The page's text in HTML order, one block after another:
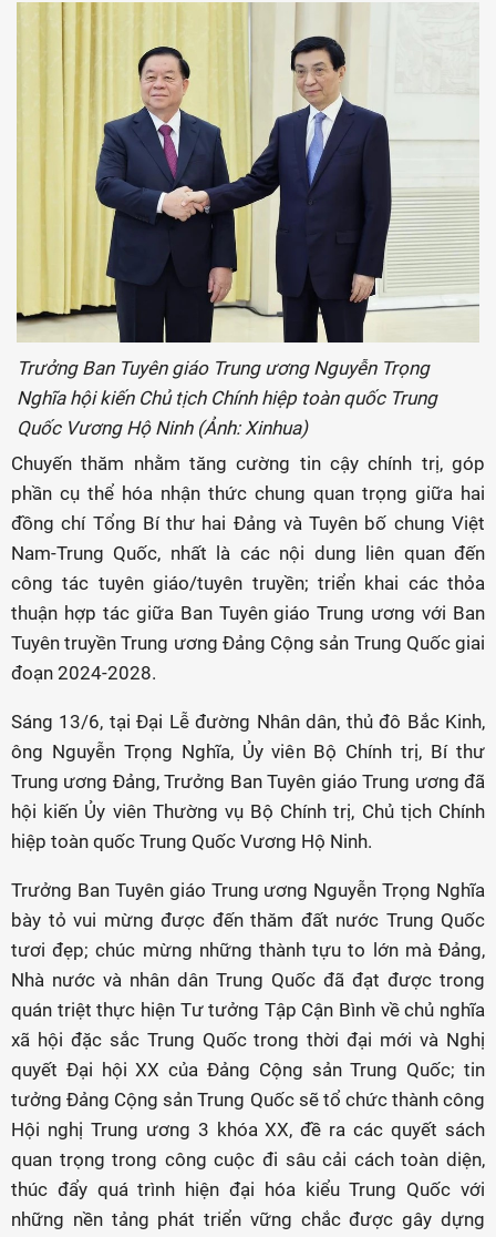
Trưởng Ban Tuyên giáo Trung ương Nguyễn Trọng
Nghĩa hội kiến Chủ tịch Chính hiệp toàn quốc Trung
Quốc Vương Hộ Ninh (Ảnh: Xinhua)
Chuyến thăm nhằm tăng cường tin cậy chính trị, góp
phần cụ thể hóa nhận thức chung quan trọng giữa hai
đồng chí Tổng Bí thư hai Đảng và Tuyên bố chung Việt
Nam-Trung Quốc, nhất là các nội dung liên quan đến
công tác tuyên giáo/tuyên truyền; triển khai các thỏa
thuận hợp tác giữa Ban Tuyên giáo Trung ương với Ban
Tuyên truyền Trung ương Đảng Cộng sản Trung Quốc giai
đoạn 2024-2028.
Sáng 13/6, tại Đại Lễ đường Nhân dân, thủ đô Bắc Kinh,
ông Nguyễn Trọng Nghĩa, Ủy viên Bộ Chính trị, Bí thư
Trung ương Đảng, Trưởng Ban Tuyên giáo Trung ương đã
hội kiến Ủy viên Thường vụ Bộ Chính trị, Chủ tịch Chính
hiệp toàn quốc Trung Quốc Vương Hộ Ninh.
Trưởng Ban Tuyên giáo Trung ương Nguyễn Trọng Nghĩa
bày tỏ vui mừng được đến thăm đất nước Trung Quốc
tươi đẹp; chúc mừng những thành tựu to lớn mà Đảng,
Nhà nước và nhân dân Trung Quốc đã đạt được trong
quán triệt thực hiện Tư tưởng Tập Cận Bình về chủ nghĩa
xã hội đặc sắc Trung Quốc trong thời đại mới và Nghị
quyết Đại hội XX của Đảng Cộng sản Trung Quốc; tin
tưởng Đảng Cộng sản Trung Quốc sẽ tổ chức thành công
Hội nghị Trung ương 3 khóa XX, đề ra các quyết sách
quan trọng trong công cuộc đi sâu cải cách toàn diện,
thúc đẩy quá trình hiện đại hóa kiểu Trung Quốc với
những nền tảng phát triển vững chắc được gây dựng